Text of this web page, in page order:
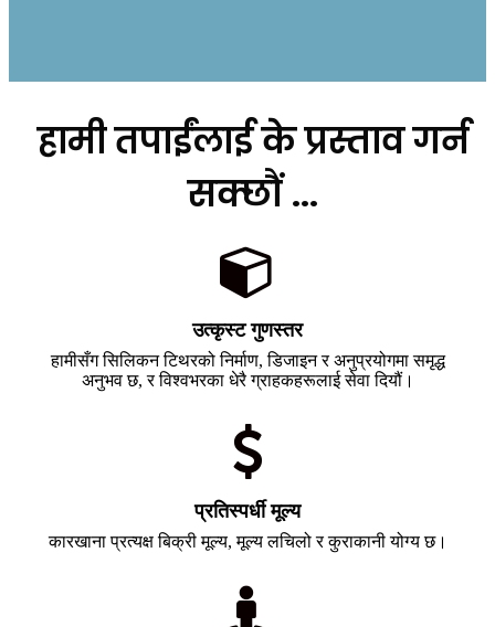
हामी तपाईंलाई के प्रस्ताव गर्न
सक्छौं ...
उत्कृस्ट गुणस्तर
हामीसँग सिलिकन टिथरको निर्माण, डिजाइन र अनुप्रयोगमा समृद्ध
अनुभव छ, र विश्वभरका धेरै ग्राहकहरूलाई सेवा दियौं।
प्रतिस्पर्धी मूल्य
कारखाना प्रत्यक्ष बिक्री मूल्य, मूल्य लचिलो र कुराकानी योग्य छ।